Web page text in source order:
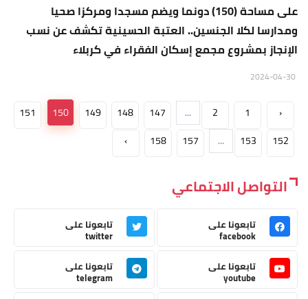
على مساحة (150) دونما ويضم مسجدا ومركزا صحيا
ومدارسا لكلا الجنسين.. العتبة الحسينية تكشف عن نسب
الإنجاز بمشروع مجمع إسكان الفقراء في كربلاء
‹
1
2
...
147
148
149
150
151
152
153
...
157
158
›
التواصل الاجتماعي
تابعونا على
facebook
تابعونا على
twitter
تابعونا على
youtube
تابعونا على
telegram